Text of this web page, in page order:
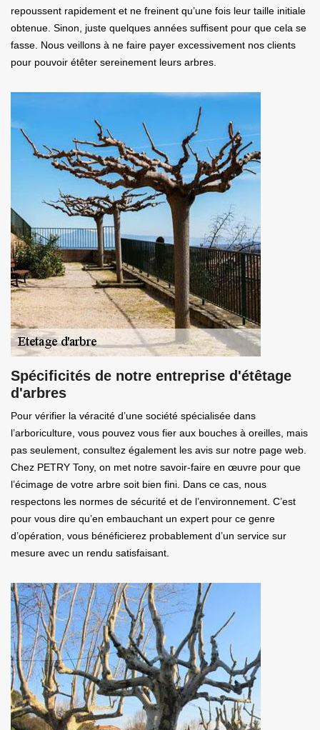
repoussent rapidement et ne freinent qu’une fois leur taille initiale
obtenue. Sinon, juste quelques années suffisent pour que cela se
fasse. Nous veillons à ne faire payer excessivement nos clients
pour pouvoir étêter sereinement leurs arbres.
Spécificités de notre entreprise d'étêtage
d'arbres
Pour vérifier la véracité d’une société spécialisée dans
l’arboriculture, vous pouvez vous fier aux bouches à oreilles, mais
pas seulement, consultez également les avis sur notre page web.
Chez PETRY Tony, on met notre savoir-faire en œuvre pour que
l’écimage de votre arbre soit bien fini. Dans ce cas, nous
respectons les normes de sécurité et de l’environnement. C’est
pour vous dire qu’en embauchant un expert pour ce genre
d’opération, vous bénéficierez probablement d’un service sur
mesure avec un rendu satisfaisant.